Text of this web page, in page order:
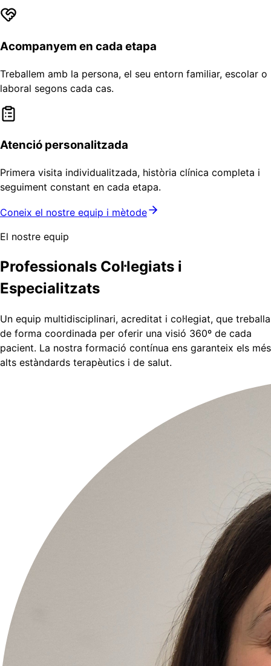
Acompanyem en cada etapa
Treballem amb la persona, el seu entorn familiar, escolar o
laboral segons cada cas.
Atenció personalitzada
Primera visita individualitzada, història clínica completa i
seguiment constant en cada etapa.
Coneix el nostre equip i mètode
El nostre equip
Professionals Col·legiats i
Especialitzats
Un equip multidisciplinari, acreditat i col·legiat, que treballa
de forma coordinada per oferir una visió 360º de cada
pacient. La nostra formació contínua ens garanteix els més
alts estàndards terapèutics i de salut.